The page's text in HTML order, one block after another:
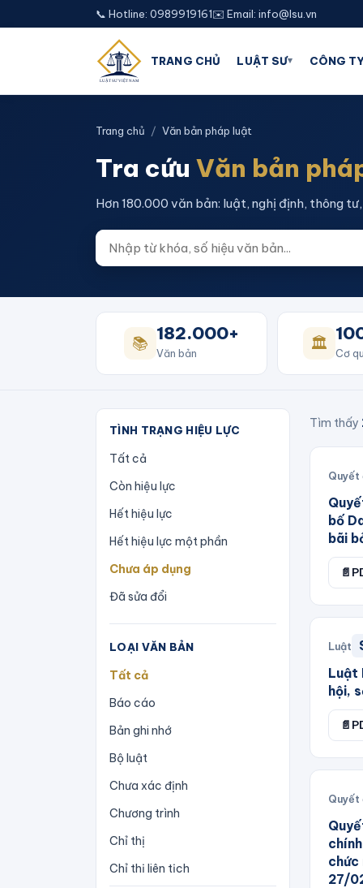
📞 Hotline: 0989919161✉️ Email: info@lsu.vn
TRANG CHỦ LUẬT SƯ▾ CÔNG
Trang chủ / Văn bản pháp luật
Tra cứu Văn bản
Hơn 180.000 văn bản: luật, nghị định, thông
📚 182.000+
Văn bản 🏛️ Cơ
TÌNH TRẠNG HIỆU LỰC
Tất cả
Còn hiệu lực
Hết hiệu lực
Hết hiệu lực một phần
Chưa áp dụng
Đã sửa đổi
LOẠI VĂN BẢN
Tất cả
Báo cáo
Bản ghi nhớ
Bộ luật
Chưa xác định
Chương trình
Chỉ thị
Chỉ thị liên tịch
Tìm thấy
Quyết
bố
bãi
📄
Luật
Luật
hội,
📄
Quyết
chức
27/